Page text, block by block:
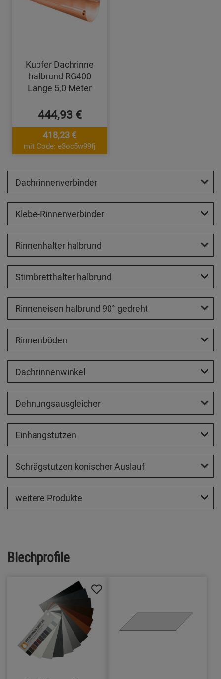
Kupfer Dachrinne
halbrund RG400
Länge 5,0 Meter
444,93 €
418,23 €
mit Code: e3oc5w99fj
Dachrinnenverbinder
Klebe-Rinnenverbinder
Rinnenhalter halbrund
Stirnbretthalter halbrund
Rinneneisen halbrund 90° gedreht
Rinnenböden
Dachrinnenwinkel
Dehnungsausgleicher
Einhangstutzen
Schrägstutzen konischer Auslauf
weitere Produkte
Blechprofile